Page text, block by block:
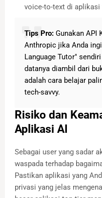
voice-to-text di aplikasi
Tips Pro: Gunakan API
Anthropic jika Anda
Language Tutor"
datanya diambil dari
adalah cara belajar
tech-savvy.
Risiko dan
Aplikasi AI
Sebagai user yang sadar
waspada terhadap
Pastikan aplikasi yang
privasi yang jelas